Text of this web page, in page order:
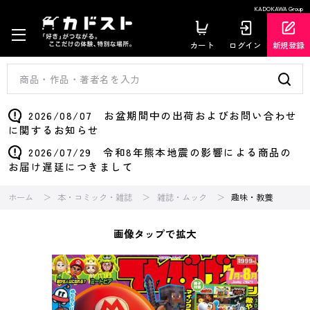
KADOKAWA Group
カート ログイン 新規登録
2026/08/07 お盆期間中の出荷およびお問い合わせ
に関するお知らせ
2026/07/29 令和8年熊本地震の影響による商品の
お届け遅延につきまして
ホーム 本・コミック・雑誌 雑誌・ムック 趣味・教養
画像タップで拡大